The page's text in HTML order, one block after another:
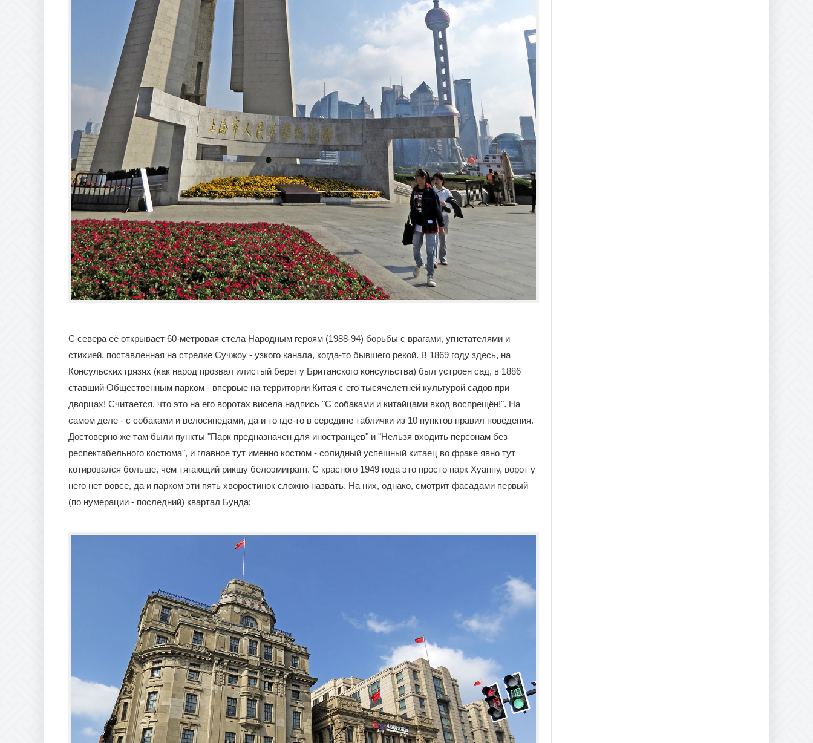
С севера её открывает 60-метровая стела Народным героям (1988-94) борьбы с врагами, угнетателями и
стихией, поставленная на стрелке Сучжоу - узкого канала, когда-то бывшего рекой. В 1869 году здесь, на
Консульских грязях (как народ прозвал илистый берег у Британского консульства) был устроен сад, в 1886
ставший Общественным парком - впервые на территории Китая с его тысячелетней культурой садов при
дворцах! Считается, что это на его воротах висела надпись "С собаками и китайцами вход воспрещён!". На
самом деле - с собаками и велосипедами, да и то где-то в середине таблички из 10 пунктов правил поведения.
Достоверно же там были пункты "Парк предназначен для иностранцев" и "Нельзя входить персонам без
респектабельного костюма", и главное тут именно костюм - солидный успешный китаец во фраке явно тут
котировался больше, чем тягающий рикшу белоэмигрант. С красного 1949 года это просто парк Хуанпу, ворот у
него нет вовсе, да и парком эти пять хворостинок сложно назвать. На них, однако, смотрит фасадами первый
(по нумерации - последний) квартал Бунда: